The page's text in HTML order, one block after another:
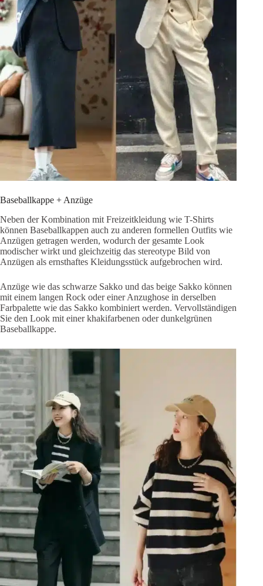
Baseballkappe + Anzüge
Neben der Kombination mit Freizeitkleidung wie T-Shirts
können Baseballkappen auch zu anderen formellen Outfits wie
Anzügen getragen werden, wodurch der gesamte Look
modischer wirkt und gleichzeitig das stereotype Bild von
Anzügen als ernsthaftes Kleidungsstück aufgebrochen wird.
Anzüge wie das schwarze Sakko und das beige Sakko können
mit einem langen Rock oder einer Anzughose in derselben
Farbpalette wie das Sakko kombiniert werden. Vervollständigen
Sie den Look mit einer khakifarbenen oder dunkelgrünen
Baseballkappe.